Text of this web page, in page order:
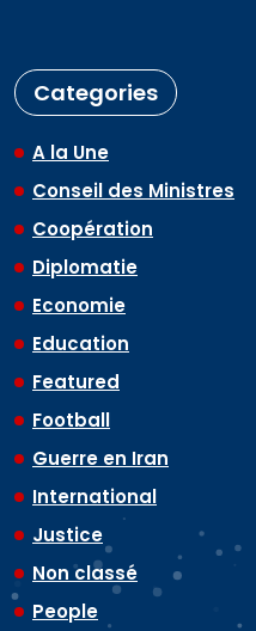
Categories
A la Une
Conseil des Ministres
Coopération
Diplomatie
Economie
Education
Featured
Football
Guerre en Iran
International
Justice
Non classé
People